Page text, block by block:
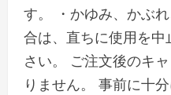
す。 ・かゆみ、かぶ
合は、直ちに使用を
さい。 ご注文後のキ
りません。 事前に十